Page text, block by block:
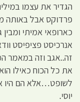
הגדיר את עצמו
פרדוקס אבל באותה
כארופאי אמיתי
אנרכיסט פציפיסט
זה..אגב וזה במאמר
את כל הכוח כאילו
לשופט…אלא הם היו
יוסי.